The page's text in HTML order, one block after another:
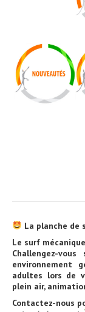
La planche de
Le surf
Challengez-
environnement
adultes lors de
plein air,
Contactez-nous